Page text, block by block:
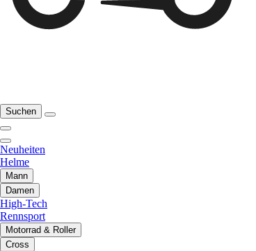
Suchen
Neuheiten
Helme
Mann
Damen
High-Tech
Rennsport
Motorrad & Roller
Cross